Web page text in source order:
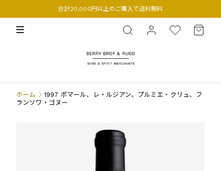
合計20,000円以上のご購入で送料無料
BERRY BROS. & RUDD
ホーム
1997 ポマール、レ・ルジアン、プルミエ・クリュ、フ
ランソワ・ゴヌー